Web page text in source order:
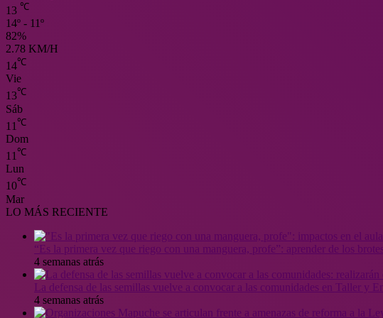
13 ℃
14º - 11º
82%
2.78 KM/H
14℃
Vie
13℃
Sáb
11 ℃
Dom
11 ℃
Lun
10℃
Mar
LO MÁS RECIENTE
“Es la primera vez que riego con una manguera, profe”: aprender de los brotes
4 semanas atrás
La defensa de las semillas vuelve a convocar a las comunidades en Taller y
4 semanas atrás